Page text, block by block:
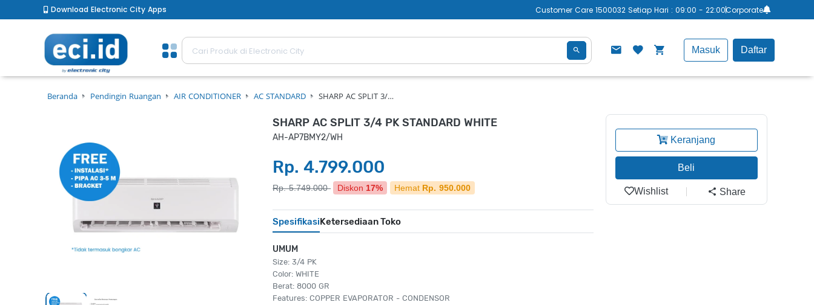
Download Electronic City Apps Customer Care 1500032 Setiap Hari : 09:00 - 22:00Corporate
Masuk Daftar
Beranda Pendingin Ruangan AIR CONDITIONER AC STANDARD SHARP AC SPLIT 3/…
SHARP AC SPLIT 3/4 PK STANDARD WHITE
AH-AP7BMY2/WH
Rp. 4.799.000
Rp. 5.749.000 Diskon 17% Hemat Rp. 950.000
SpesifikasiKetersediaan Toko
UMUM
Size: 3/4 PK
Color: WHITE
Berat: 8000 GR
Features: COPPER EVAPORATOR - CONDENSOR
Keranjang
Beli
Wishlist Share